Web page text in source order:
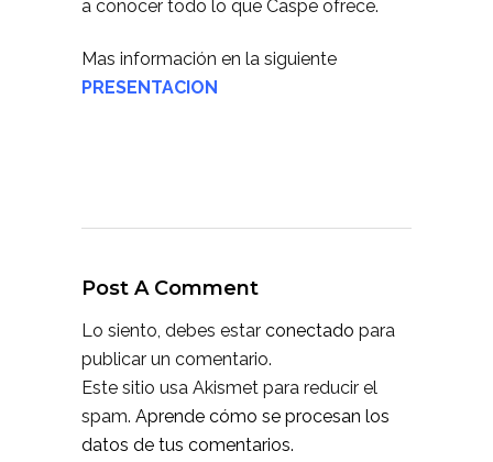
a conocer todo lo que Caspe ofrece.
Mas información en la siguiente
PRESENTACION
Post A Comment
Lo siento, debes estar conectado para
publicar un comentario.
Este sitio usa Akismet para reducir el
spam. Aprende cómo se procesan los
datos de tus comentarios.